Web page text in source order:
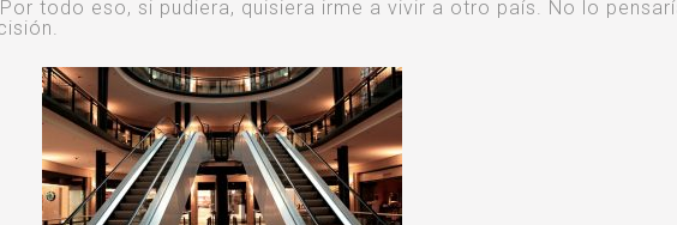
todo eso, si pudiera, quisiera irme a vivir a otro país. No lo